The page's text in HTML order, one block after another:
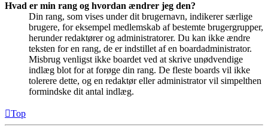
Hvad er min rang og hvordan ændrer jeg den?
Din rang, som vises under dit brugernavn, indikerer særlige
brugere, for eksempel medlemskab af bestemte brugergrupper,
herunder redaktører og administratorer. Du kan ikke ændre
teksten for en rang, de er indstillet af en boardadministrator.
Misbrug venligst ikke boardet ved at skrive unødvendige
indlæg blot for at forøge din rang. De fleste boards vil ikke
tolerere dette, og en redaktør eller administrator vil simpelthen
formindske dit antal indlæg.
Top